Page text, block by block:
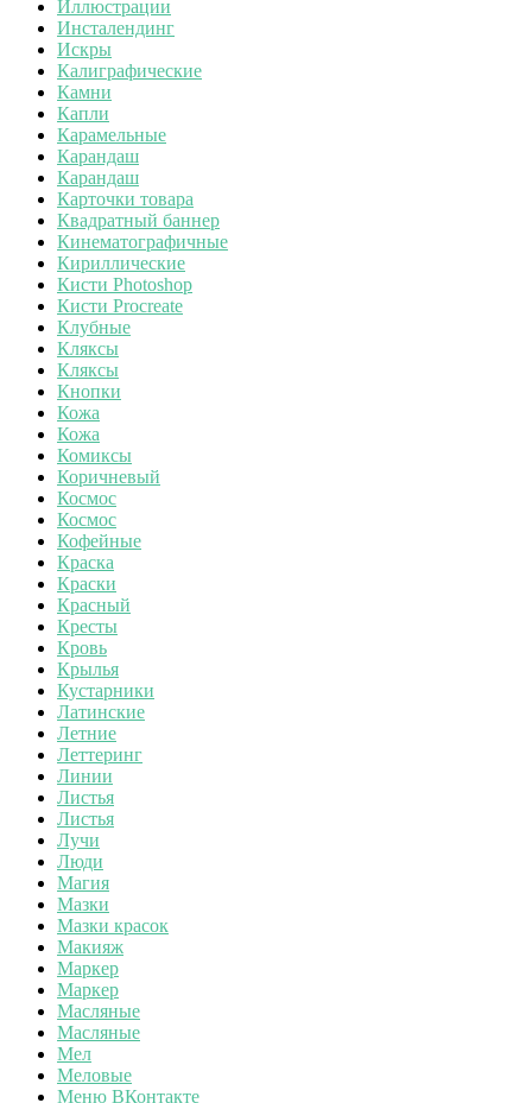
Иллюстрации
Инсталендинг
Искры
Калиграфические
Камни
Капли
Карамельные
Карандаш
Карандаш
Карточки товара
Квадратный баннер
Кинематографичные
Кириллические
Кисти Photoshop
Кисти Procreate
Клубные
Кляксы
Кляксы
Кнопки
Кожа
Кожа
Комиксы
Коричневый
Космос
Космос
Кофейные
Краска
Краски
Красный
Кресты
Кровь
Крылья
Кустарники
Латинские
Летние
Леттеринг
Линии
Листья
Листья
Лучи
Люди
Магия
Мазки
Мазки красок
Макияж
Маркер
Маркер
Масляные
Масляные
Мел
Меловые
Меню ВКонтакте